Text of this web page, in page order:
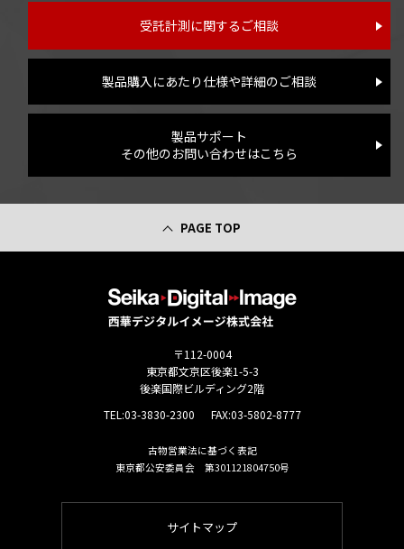
受託計測に関するご相談
製品購入にあたり仕様や詳細のご相談
製品サポート
その他のお問い合わせはこちら
PAGE TOP
〒112-0004
東京都文京区後楽1-5-3
後楽国際ビルディング2階
TEL:03-3830-2300 FAX:03-5802-8777
古物営業法に基づく表記
東京都公安委員会 第301121804750号
サイトマップ